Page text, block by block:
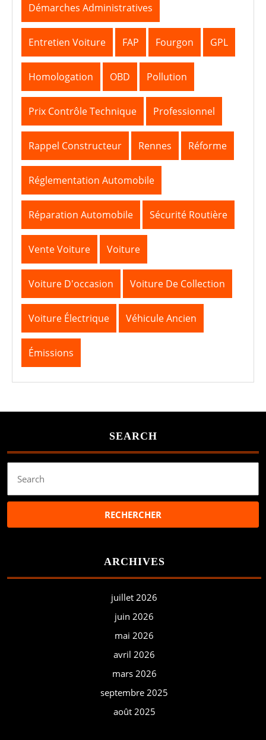
Démarches Administratives
Entretien Voiture FAP Fourgon GPL
Homologation OBD Pollution
Prix Contrôle Technique Professionnel
Rappel Constructeur Rennes Réforme
Réglementation Automobile
Réparation Automobile Sécurité Routière
Vente Voiture Voiture
Voiture D'occasion Voiture De Collection
Voiture Électrique Véhicule Ancien
Émissions
SEARCH
for:
ARCHIVES
juillet 2026
juin 2026
mai 2026
avril 2026
mars 2026
septembre 2025
août 2025